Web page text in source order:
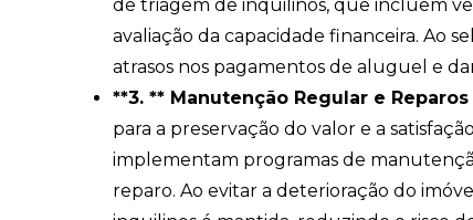
de triagem de inquilinos, que incluem
avaliação da capacidade financeira. Ao
atrasos nos pagamentos de aluguel e
**3. ** Manutenção Regular e
para a preservação do valor e a
implementam programas de
reparo. Ao evitar a deterioração do